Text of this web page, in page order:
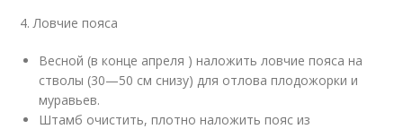
4. Ловчие пояса
Весной (в конце апреля ) наложить ловчие пояса на
стволы (30—50 см снизу) для отлова плодожорки и
муравьев.
Штамб очистить, плотно наложить пояс из